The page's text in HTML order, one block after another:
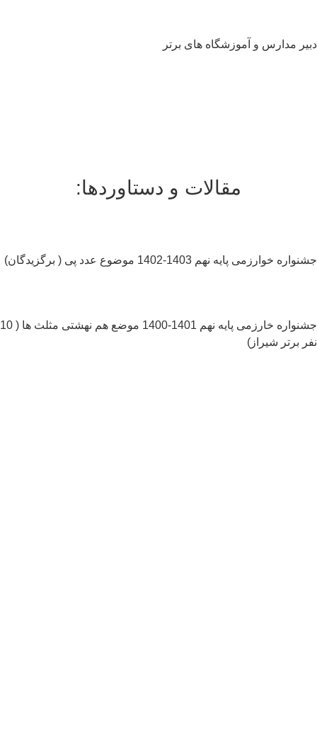
مدارس و آموزشگاه های برتر
مقالات و دستاوردها:
خوارزمی پایه نهم 1403-1402 موضوع عدد پی ( برگزیدگان)
جشنواره خارزمی پایه نهم 1401-1400 موضع هم نهشتی مثلث ها ( 10
برتر شیراز)